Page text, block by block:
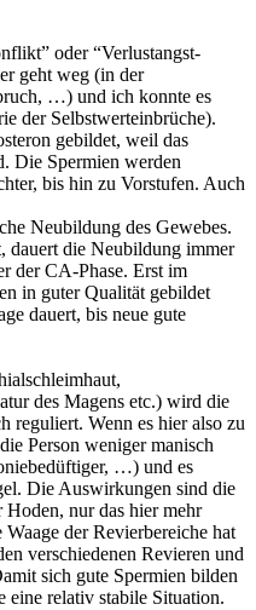
oder “Verlustangst-
geht weg (in der
…) und ich konnte es
der Selbstwerteinbrüche).
gebildet, weil das
Die Spermien werden
bis hin zu Vorstufen. Auch
Neubildung des Gewebes.
dauert die Neubildung immer
der CA-Phase. Erst im
in guter Qualität gebildet
dauert, bis neue gute
des Magens etc.) wird die
reguliert. Wenn es hier also zu
Person weniger manisch
…) und es
Die Auswirkungen sind die
nur das hier mehr
der Revierbereiche hat
verschiedenen Revieren und
sich gute Spermien bilden
eine relativ stabile Situation.